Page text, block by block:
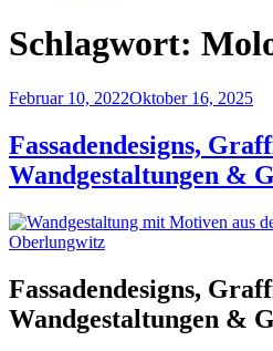
Schlagwort:
Veröffentlicht
Februar 10, 2022Oktober 16, 2025
Fassadendesigns,
Wandgestaltungen &
Fassadendesigns,
Wandgestaltungen &